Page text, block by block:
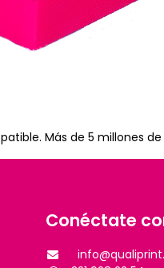
Más de 5 millones
Conéctate